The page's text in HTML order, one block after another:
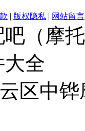
| 版权隐私 | 网站留言
（摩
全
区中